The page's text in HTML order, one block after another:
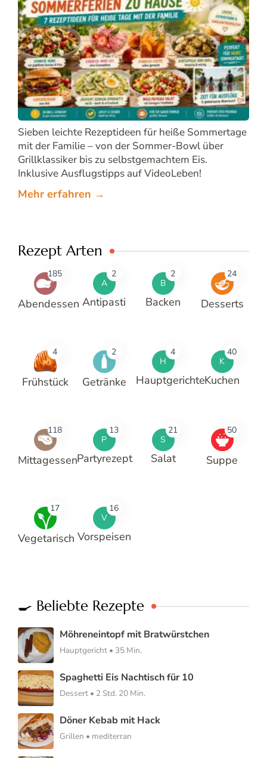
Sieben leichte Rezeptideen für heiße Sommertage
mit der Familie – von der Sommer-Bowl über
Grillklassiker bis zu selbstgemachtem Eis.
Inklusive Ausflugstipps auf VideoLeben!
Mehr erfahren →
Rezept Arten
185
Abendessen
A
2
Antipasti
B
2
Backen
24
Desserts
4
Frühstück
2
Getränke
H
4
Hauptgerichte
K
40
Kuchen
118
Mittagessen
P
13
Partyrezept
S
21
Salat
50
Suppe
17
Vegetarisch
V
16
Vorspeisen
🍳 Beliebte Rezepte
Möhreneintopf mit Bratwürstchen
Hauptgericht • 35 Min.
Spaghetti Eis Nachtisch für 10
Dessert • 2 Std. 20 Min.
Döner Kebab mit Hack
Grillen • mediterran